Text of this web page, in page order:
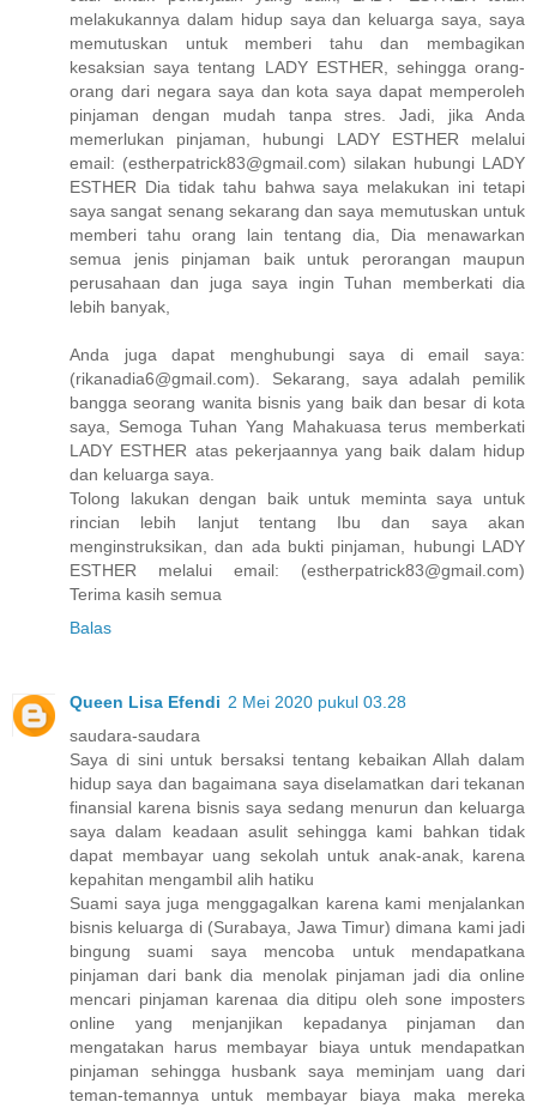
melakukannya dalam hidup saya dan keluarga saya, saya
memutuskan untuk memberi tahu dan membagikan
kesaksian saya tentang LADY ESTHER, sehingga orang-
orang dari negara saya dan kota saya dapat memperoleh
pinjaman dengan mudah tanpa stres. Jadi, jika Anda
memerlukan pinjaman, hubungi LADY ESTHER melalui
email: (estherpatrick83@gmail.com) silakan hubungi LADY
ESTHER Dia tidak tahu bahwa saya melakukan ini tetapi
saya sangat senang sekarang dan saya memutuskan untuk
memberi tahu orang lain tentang dia, Dia menawarkan
semua jenis pinjaman baik untuk perorangan maupun
perusahaan dan juga saya ingin Tuhan memberkati dia
lebih banyak,
Anda juga dapat menghubungi saya di email saya:
(rikanadia6@gmail.com). Sekarang, saya adalah pemilik
bangga seorang wanita bisnis yang baik dan besar di kota
saya, Semoga Tuhan Yang Mahakuasa terus memberkati
LADY ESTHER atas pekerjaannya yang baik dalam hidup
dan keluarga saya.
Tolong lakukan dengan baik untuk meminta saya untuk
rincian lebih lanjut tentang Ibu dan saya akan
menginstruksikan, dan ada bukti pinjaman, hubungi LADY
ESTHER melalui email: (estherpatrick83@gmail.com)
Terima kasih semua
Balas
Queen Lisa Efendi 2 Mei 2020 pukul 03.28
saudara-saudara
Saya di sini untuk bersaksi tentang kebaikan Allah dalam
hidup saya dan bagaimana saya diselamatkan dari tekanan
finansial karena bisnis saya sedang menurun dan keluarga
saya dalam keadaan asulit sehingga kami bahkan tidak
dapat membayar uang sekolah untuk anak-anak, karena
kepahitan mengambil alih hatiku
Suami saya juga menggagalkan karena kami menjalankan
bisnis keluarga di (Surabaya, Jawa Timur) dimana kami jadi
bingung suami saya mencoba untuk mendapatkana
pinjaman dari bank dia menolak pinjaman jadi dia online
mencari pinjaman karenaa dia ditipu oleh sone imposters
online yang menjanjikan kepadanya pinjaman dan
mengatakan harus membayar biaya untuk mendapatkan
pinjaman sehingga husbank saya meminjam uang dari
teman-temannya untuk membayar biaya maka mereka